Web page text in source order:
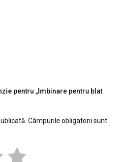
pentru „Imbinare pentru blat
Câmpurile obligatorii sunt